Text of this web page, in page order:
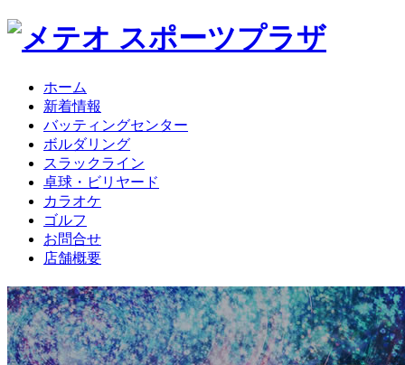
ホーム
新着情報
バッティングセンター
ボルダリング
スラックライン
卓球・ビリヤード
カラオケ
ゴルフ
お問合せ
店舗概要